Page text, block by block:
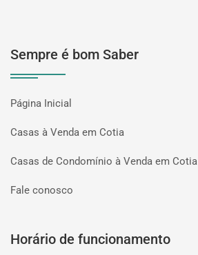
Sempre é bom Saber
Página Inicial
Casas à Venda em Cotia
Casas de Condomínio à Venda em Cotia
Fale conosco
Horário de funcionamento